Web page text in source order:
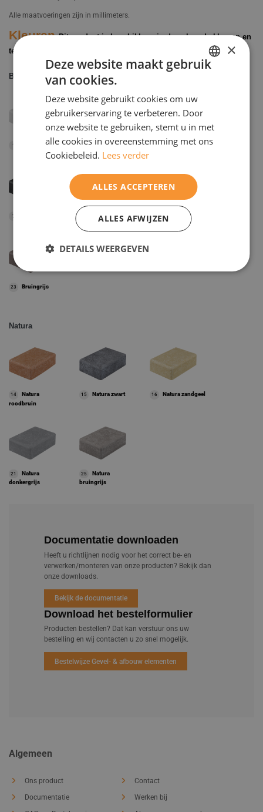
Alle maatvoeringen zijn in millimeters.
KleurenDit product is beschikbaar in de volgende kleuren en
texturen
Basiskleuren
1 5 Aardebruin 6 Lichtgrijs
7 Zandgeel 20 Donkergrijs
23 Bruingrijs
Natura
14
Natura
roodbruin
15 Natura zwart 16 Natura zandgeel
21
Natura
donkergrijs
25
Natura
bruingrijs
Documentatie downloaden
Heeft u richtlijnen nodig voor het correct be- en
verwerken/monteren van onze producten? Bekijk dan
onze downloads.
Bekijk de documentatie
Download het bestelformulier
Producten bestellen? Dat kan verstuur ons uw
bestelling en wij contacten u zo snel mogelijk.
Bestelwijze Gevel- & afbouw elementen
Algemeen
Ons product
Documentatie
Contact
Werken bij
×
Deze website maakt gebruik
van cookies.
Deze website gebruikt cookies om uw
gebruikerservaring te verbeteren. Door
onze website te gebruiken, stemt u in met
alle cookies in overeenstemming met ons
Cookiebeleid. Lees verder
ALLES ACCEPTEREN
ALLES AFWIJZEN
DETAILS WEERGEVEN